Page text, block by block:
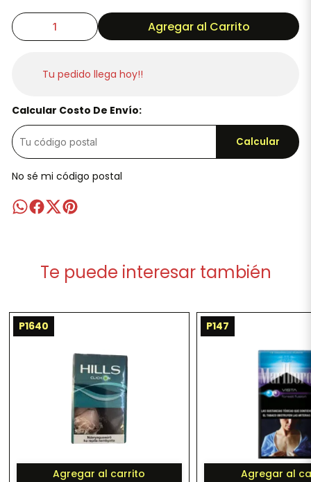
Agregar al Carrito
Tu pedido llega hoy!!
Calcular Costo De Envío:
Calcular
No sé mi código postal
Te puede interesar también
P1640
Agregar al carrito
P147
Agregar al